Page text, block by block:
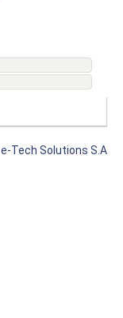
e-Tech Solutions S.A